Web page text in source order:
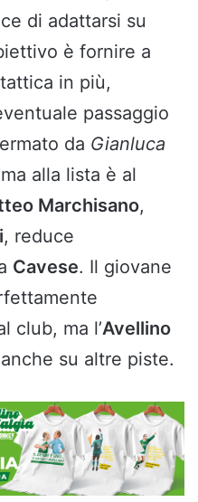
di adattarsi su
è fornire a
in più,
passaggio
da Gianluca
alla lista è al
Marchisano,
, reduce
Cavese. Il giovane
club, ma l’Avellino
su altre piste.